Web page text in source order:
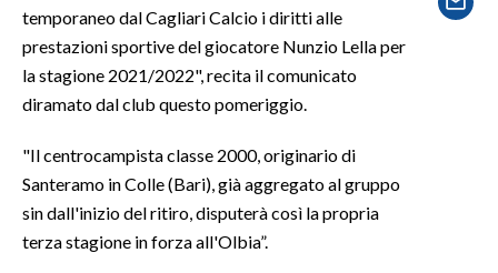
SARDI NEL MONDO
NOTIZIE
#CARAUNIONE
3 MINUTI CON
temporaneo dal Cagliari Calcio i diritti alle
prestazioni sportive del giocatore Nunzio Lella per
la stagione 2021/2022", recita il comunicato
diramato dal club questo pomeriggio.
"Il centrocampista classe 2000, originario di
Santeramo in Colle (Bari), già aggregato al gruppo
sin dall'inizio del ritiro, disputerà così la propria
terza stagione in forza all'Olbia”.